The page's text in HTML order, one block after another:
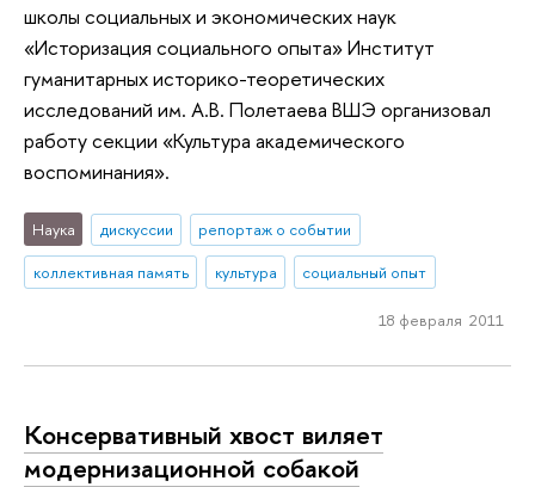
школы социальных и экономических наук
«Историзация социального опыта» Институт
гуманитарных историко-теоретических
исследований им. А.В. Полетаева ВШЭ организовал
работу секции «Культура академического
воспоминания».
Наука дискуссии
репортаж о событии
коллективная память
культура социальный опыт
18 февраля 2011
Консервативный хвост виляет
модернизационной собакой